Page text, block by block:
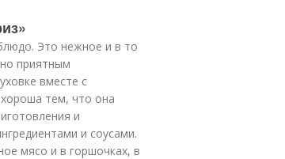
Это нежное и в то
приятным
вместе с
тем, что она
и
и соусами.
мясо и в горшочках, в